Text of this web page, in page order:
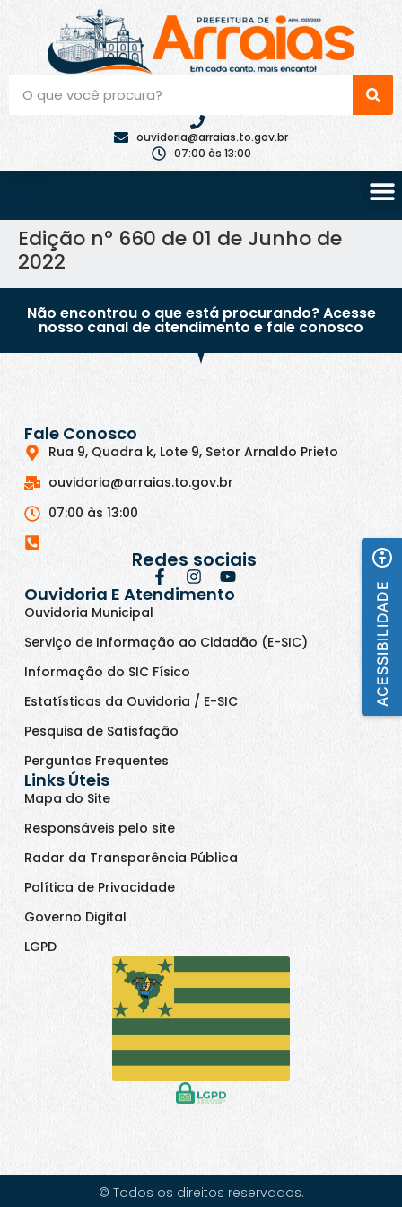
ouvidoria@arraias.to.gov.br
07:00 às 13:00
Edição nº 660 de 01 de Junho de
2022
Não encontrou o que está procurando? Acesse
nosso canal de atendimento e fale conosco
Fale Conosco
Rua 9, Quadra k, Lote 9, Setor Arnaldo Prieto
ouvidoria@arraias.to.gov.br
07:00 às 13:00
Redes sociais
Ouvidoria E Atendimento
Ouvidoria Municipal
Serviço de Informação ao Cidadão (E-SIC)
Informação do SIC Físico
Estatísticas da Ouvidoria / E-SIC
Pesquisa de Satisfação
Perguntas Frequentes
Links Úteis
Mapa do Site
Responsáveis pelo site
Radar da Transparência Pública
Política de Privacidade
Governo Digital
LGPD
© Todos os direitos reservados.
ACESSIBILIDADE